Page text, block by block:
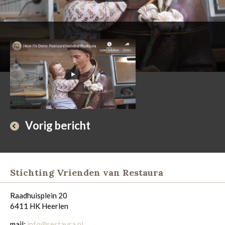
Vorig bericht
Stichting Vrienden van Restaura
Raadhuisplein 20
6411 HK Heerlen